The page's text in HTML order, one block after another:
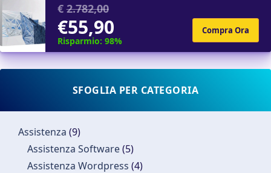
€2.782,00
€55,90
Risparmio: 98%
SFOGLIA PER CATEGORIA
Assistenza (9)
Assistenza Software(5)
Assistenza Wordpress (4)